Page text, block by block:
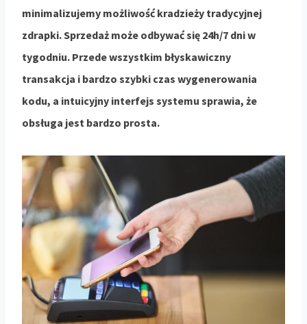
minimalizujemy możliwość kradzieży tradycyjnej
zdrapki. Sprzedaż może odbywać się 24h/7 dni w
tygodniu. Przede wszystkim błyskawiczny
transakcja i bardzo szybki czas wygenerowania
kodu, a intuicyjny interfejs systemu sprawia, że
obsługa jest bardzo prosta.